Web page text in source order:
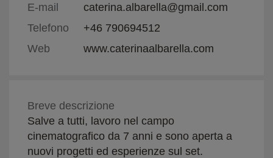
E-mail
caterina.albarella@gmail.com
Telefono
+46 790694512
Web
www.caterinaalbarella.com
Breve descrizione
Salve a tutti, lavoro nel campo
cinematografico da 7 anni e sono aperta a
nuovi progetti ed esperienze sul set.